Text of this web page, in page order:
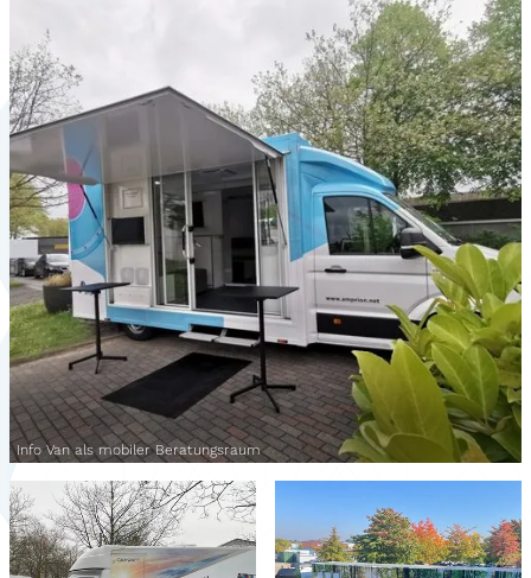
Info Van als mobiler Beratungsraum